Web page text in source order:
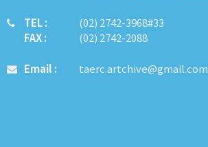
TEL :
FAX :
​​​​(02) 2742-3968#33
(02) 2742-2088
Email : taerc.artchive@gmail.com